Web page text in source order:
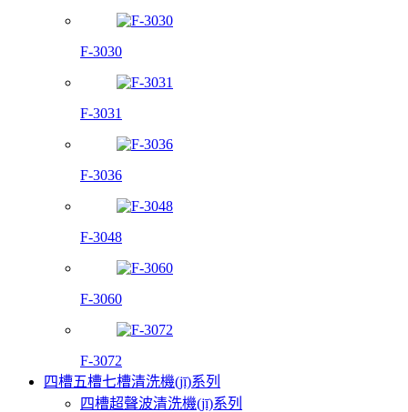
F-3030
F-3031
F-3036
F-3048
F-3060
F-3072
四槽五槽七槽清洗機(jī)系列
四槽超聲波清洗機(jī)系列